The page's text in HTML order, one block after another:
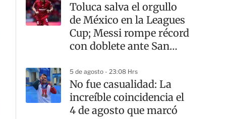
Toluca salva el orgullo
de México en la Leagues
Cup; Messi rompe récord
con doblete ante San
5 de agosto - 23:08 Hrs
No fue casualidad: La
increíble coincidencia el
4 de agosto que marcó